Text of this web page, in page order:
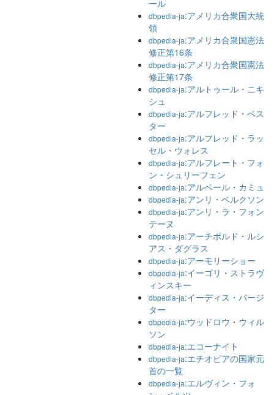
ール
dbpedia-ja:アメリカ合衆国大統
領
dbpedia-ja:アメリカ合衆国憲法
修正第16条
dbpedia-ja:アメリカ合衆国憲法
修正第17条
dbpedia-ja:アルトゥール・ニキ
シュ
dbpedia-ja:アルフレッド・ベス
ター
dbpedia-ja:アルフレッド・ラッ
セル・ウォレス
dbpedia-ja:アルフレート・フォ
ン・シュリーフェン
dbpedia-ja:アルベール・カミュ
dbpedia-ja:アンリ・ベルクソン
dbpedia-ja:アンリ・ラ・フォン
テーヌ
dbpedia-ja:アーチボルド・ルシ
アス・ダグラス
dbpedia-ja:アーモリーショー
dbpedia-ja:イーゴリ・ストラヴ
ィンスキー
dbpedia-ja:イーディス・パージ
ター
dbpedia-ja:ウッドロウ・ウィル
ソン
dbpedia-ja:エコーナイト
dbpedia-ja:エチオピアの国家元
首の一覧
dbpedia-ja:エルヴィン・フォ